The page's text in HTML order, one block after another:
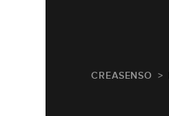
CREASENSO